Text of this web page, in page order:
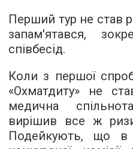
Перший тур не став
запам'ятався,
співбесід.
Коли з першої
«Охматдиту» не
медична
вирішив все ж
Подейкують, що в